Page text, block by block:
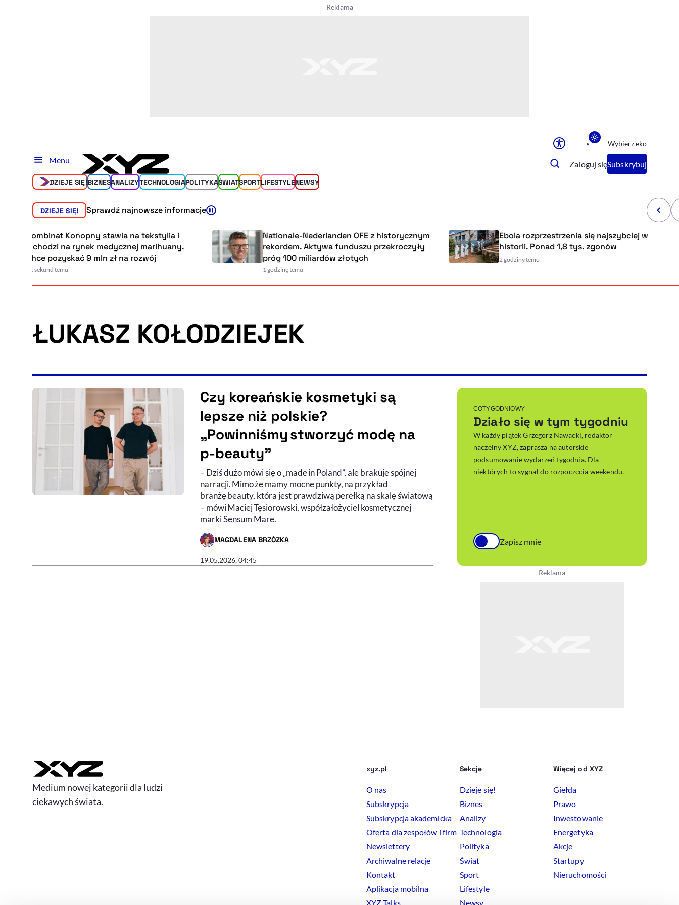
Sprawdź, jak i dlaczego zwiększamy dostępność, otwiera się w nowym
Deklaracja dostępności
, otwiera się w
Wybierz eko
Menu Zaloguj sięSubskrybuj
DZIEJE SIĘ!BIZNESANALIZYTECHNOLOGIAPOLITYKAŚWIATSPORTLIFESTYLENEWSY
DZIEJE SIĘ! Sprawdź najnowsze informacje
Kombinat Konopny stawia na tekstylia i
wchodzi na rynek medycznej marihuany.
Chce pozyskać 9 mln zł na rozwój
Nationale-Nederlanden OFE z historycznym
rekordem. Aktywa funduszu przekroczyły
próg 100 miliardów złotych
Ebola rozprzestrzenia się
historii. Ponad 1,8 tys. zgonów
ŁUKASZ KOŁODZIEJEK
Czy koreańskie kosmetyki są
lepsze niż polskie?
„Powinniśmy stworzyć modę na
p-beauty"
– Dziś dużo mówi się o „made in Poland”, ale brakuje spójnej
narracji. Mimo że mamy mocne punkty, na przykład
branżę beauty, która jest prawdziwą perełką na skalę światową
– mówi Maciej Tęsiorowski, współzałożyciel kosmetycznej
marki Sensum Mare.
MAGDALENA BRZÓZKA
- AUTOR ARTYKUŁU - PROFIL
19.05.2026, 04:45
Medium nowej kategorii dla ludzi
ciekawych świata.
xyz.pl
O nas
Subskrypcja
Subskrypcja akademicka
Oferta dla zespołów i firm
Newslettery
Archiwalne relacje
Kontakt
Aplikacja mobilna
XYZ Talks
Sekcje
Dzieje się!
Biznes
Analizy
Technologia
Polityka
Świat
Sport
Lifestyle
Newsy
Więcej od XYZ
Giełda
Prawo
Inwestowanie
Energetyka
Akcje
Startupy
Nieruchomości